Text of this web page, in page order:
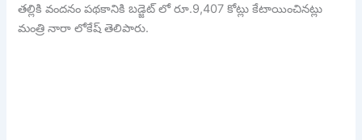
తల్లికి వందనం పథకానికి బడ్జెట్ లో రూ.9,407 కోట్లు కేటాయించినట్లు
మంత్రి నారా లోకేష్ తెలిపారు.